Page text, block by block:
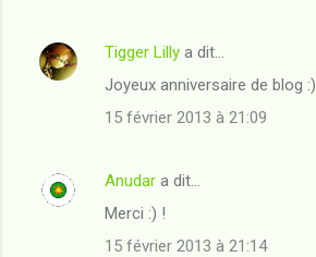
Tigger Lilly a dit…
Joyeux anniversaire de blog :)
15 février 2013 à 21:09
Anudar a dit…
Merci :) !
15 février 2013 à 21:14